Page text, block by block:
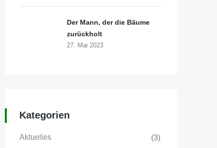
Der Mann, der die Bäume
zurückholt
27. Mai 2023
Kategorien
Aktuelles (3)